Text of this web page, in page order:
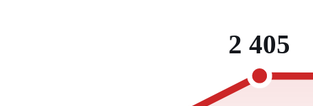
2 405